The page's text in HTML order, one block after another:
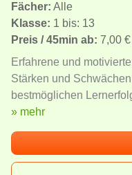
Fächer: Alle
Klasse: 1 bis: 13
Preis / 45min ab: 7,00 €
Erfahrene und
Stärken und
bestmöglichen
» mehr